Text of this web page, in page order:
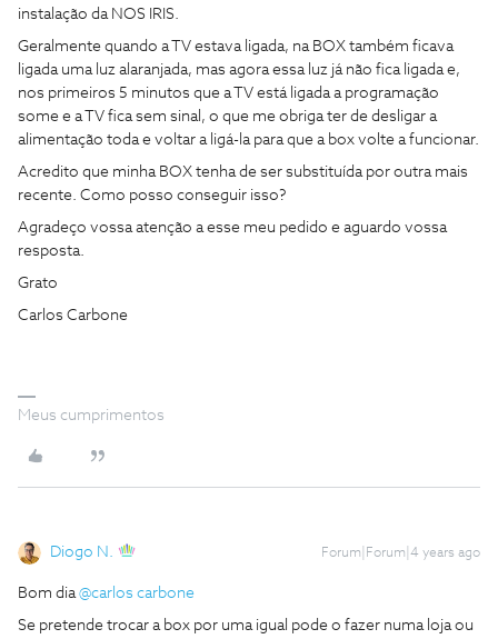
instalação da NOS IRIS.
Geralmente quando a TV estava ligada, na BOX também ficava
ligada uma luz alaranjada, mas agora essa luz já não fica ligada e,
nos primeiros 5 minutos que a TV está ligada a programação
some e a TV fica sem sinal, o que me obriga ter de desligar a
alimentação toda e voltar a ligá-la para que a box volte a funcionar.
Acredito que minha BOX tenha de ser substituída por outra mais
recente. Como posso conseguir isso?
Agradeço vossa atenção a esse meu pedido e aguardo vossa
resposta.
Grato
Carlos Carbone
Meus cumprimentos
Diogo N. Forum|Forum|4 years ago
Bom dia@carlos carbone
Se pretende trocar a box por uma igual pode o fazer numa loja ou